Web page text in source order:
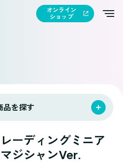
オンライン
ショップ
品を探す
ーディングミニア
ジシャンVer.